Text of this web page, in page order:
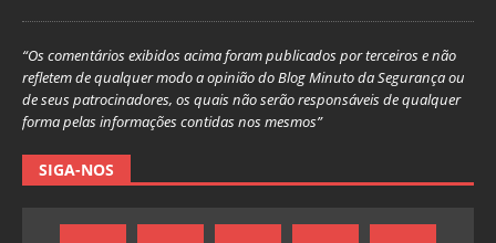
“Os comentários exibidos acima foram publicados por terceiros e não
refletem de qualquer modo a opinião do Blog Minuto da Segurança ou
de seus patrocinadores, os quais não serão responsáveis de qualquer
forma pelas informações contidas nos mesmos”
SIGA-NOS